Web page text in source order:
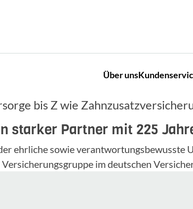
Über uns
bis Z wie
starker Partner mit 225
ehrliche sowie verantwortungsbewusste
im deutschen